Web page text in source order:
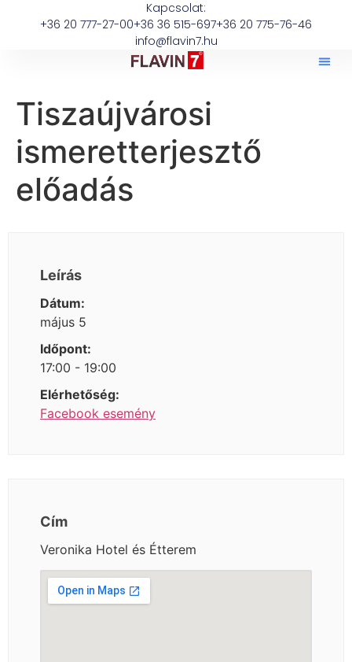
Kapcsolat:
+36 20 777-27-00+36 36 515-697+36 20 775-76-46
info@flavin7.hu
Tiszaújvárosi
ismeretterjesztő
előadás
Leírás
Dátum:
május 5
Időpont:
17:00 - 19:00
Elérhetőség:
Facebook esemény
Cím
Veronika Hotel és Étterem